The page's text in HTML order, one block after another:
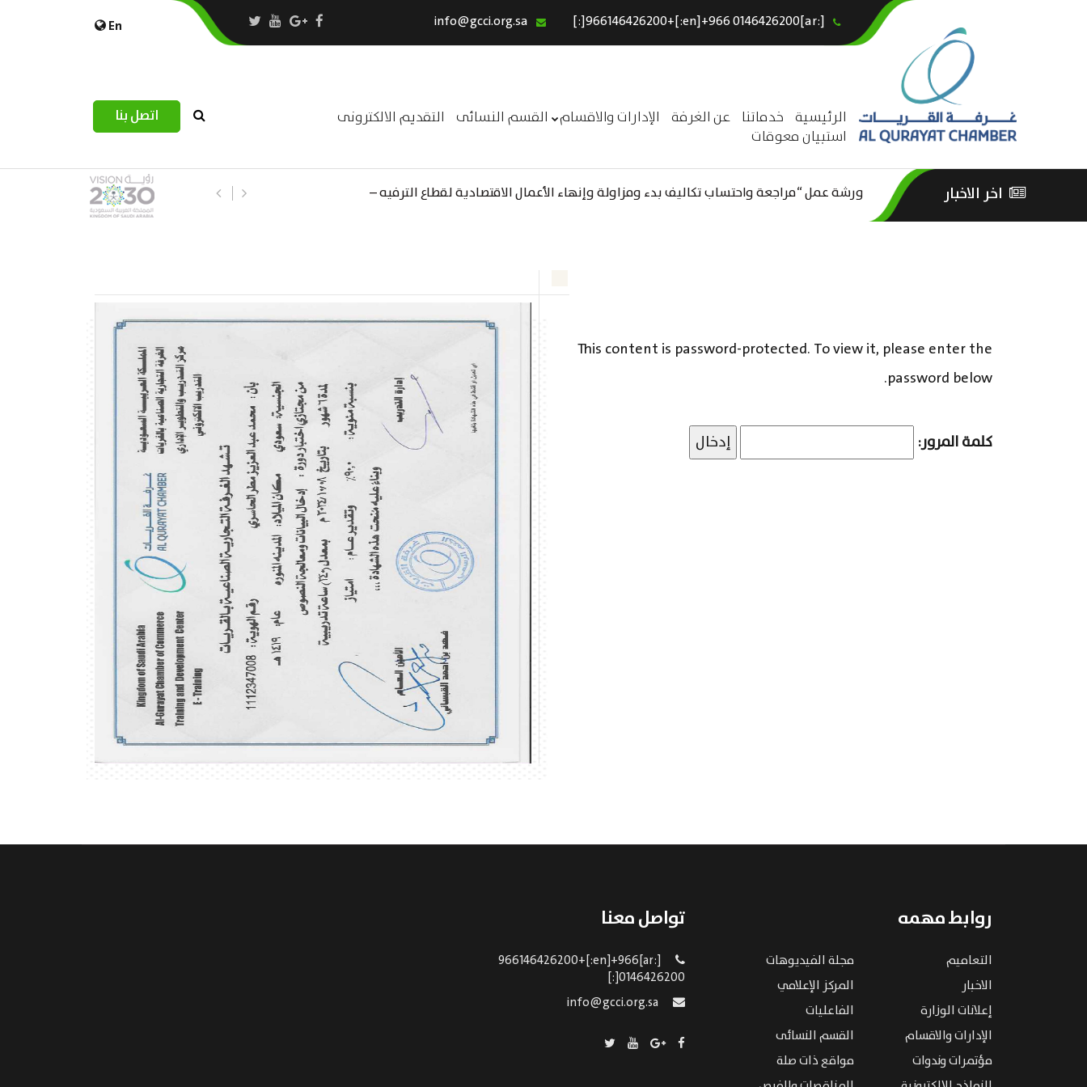
[:ar]966146426200+[:en]+966 0146426200[:]
En
الرئيسية خدماتنا عن الغرفة الإدارات والاقسام القسم النسائى التقديم الالكترونى
استبيان معوقات
اتصل بنا
الرئيسية
عن الغرفة
القسم النسائى
التقديم الالكترونى
اخر الاخبار
ورشة عمل “مراجعة واحتساب تكاليف بدء ومزاولة وإنهاء الأعمال الاقتصادية لقطاع الترفيه –
استبيان مرصد التحديات اللوجستية
This content is password-protected. To view it, please enter the
password below.
كلمة المرور:
روابط مهمه
التعاميم
مجلة الفيديوهات
الاخبار
المركز الإعلامي
إعلانات الوزارة
الفاعليات
الإدارات والاقسام
القسم النسائى
مؤتمرات وندوات
مواقع ذات صلة
تواصل معنا
[:ar]966146426200+[:en]+966
0146426200[:]